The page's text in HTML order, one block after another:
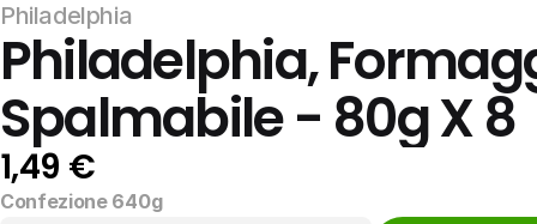
Philadelphia
Philadelphia,
Spalmabile - 80g X 8
1,49 €
Confezione 640g